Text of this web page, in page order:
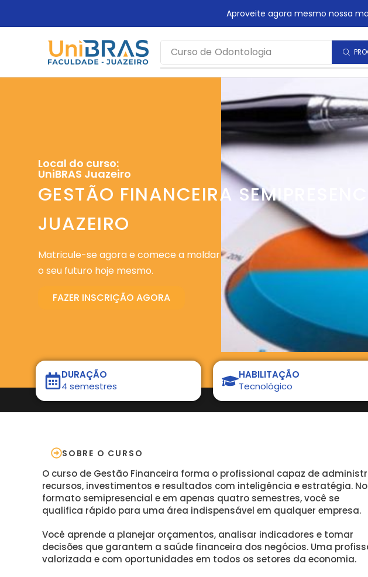
Aproveite agora mesmo nossa
Curso de Odontologia
Local do curso:
UniBRAS Juazeiro
GESTÃO FINANCEIRA
JUAZEIRO
Matricule-se agora e comece a moldar
o seu futuro hoje mesmo.
FAZER INSCRIÇÃO AGORA
DURAÇÃO
4 semestres
HABILITAÇÃO
Tecnológico
SOBRE O CURSO
O curso de Gestão Financeira forma o profissional capaz de
recursos, investimentos e resultados com inteligência e estratégia. No
formato semipresencial e em apenas quatro semestres, você se
qualifica rápido para uma área indispensável em qualquer empresa.
Você aprende a planejar orçamentos, analisar indicadores e tomar
decisões que garantem a saúde financeira dos negócios. Uma
valorizada e com oportunidades em todos os setores da economia.